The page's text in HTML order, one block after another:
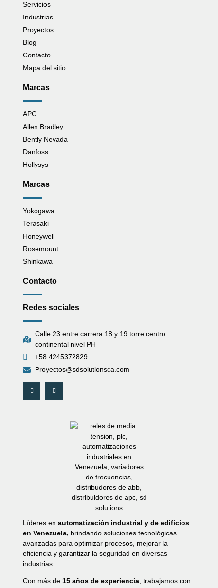
Servicios
Industrias
Proyectos
Blog
Contacto
Mapa del sitio
Marcas
APC
Allen Bradley
Bently Nevada
Danfoss
Hollysys
Marcas
Yokogawa
Terasaki
Honeywell
Rosemount
Shinkawa
Contacto
Redes sociales
Calle 23 entre carrera 18 y 19 torre centro
continental nivel PH
+58 4245372829
Proyectos@sdsolutionsca.com
Líderes en automatización industrial y de edificios
en Venezuela, brindando soluciones tecnológicas
avanzadas para optimizar procesos, mejorar la
eficiencia y garantizar la seguridad en diversas
industrias.
Con más de 15 años de experiencia, trabajamos con